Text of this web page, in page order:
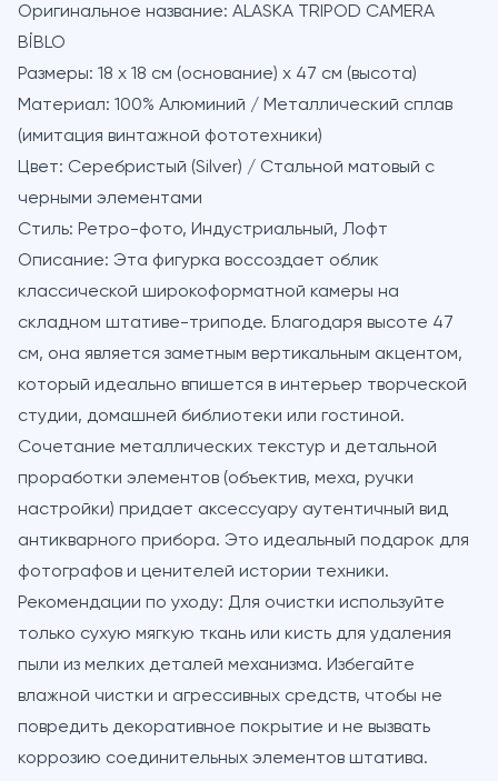
Оригинальное название: ALASKA TRIPOD CAMERA
BİBLO
Размеры: 18 x 18 см (основание) х 47 см (высота)
Материал: 100% Алюминий / Металлический сплав
(имитация винтажной фототехники)
Цвет: Серебристый (Silver) / Стальной матовый с
черными элементами
Стиль: Ретро-фото, Индустриальный, Лофт
Описание: Эта фигурка воссоздает облик
классической широкоформатной камеры на
складном штативе-триподе. Благодаря высоте 47
см, она является заметным вертикальным акцентом,
который идеально впишется в интерьер творческой
студии, домашней библиотеки или гостиной.
Сочетание металлических текстур и детальной
проработки элементов (объектив, меха, ручки
настройки) придает аксессуару аутентичный вид
антикварного прибора. Это идеальный подарок для
фотографов и ценителей истории техники.
Рекомендации по уходу: Для очистки используйте
только сухую мягкую ткань или кисть для удаления
пыли из мелких деталей механизма. Избегайте
влажной чистки и агрессивных средств, чтобы не
повредить декоративное покрытие и не вызвать
коррозию соединительных элементов штатива.